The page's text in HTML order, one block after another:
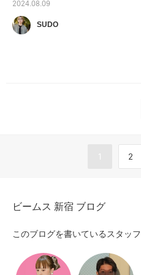
2024.08.09
SUDO
1 2
ビームス 新宿 ブログ
このブログを書いているスタッフ